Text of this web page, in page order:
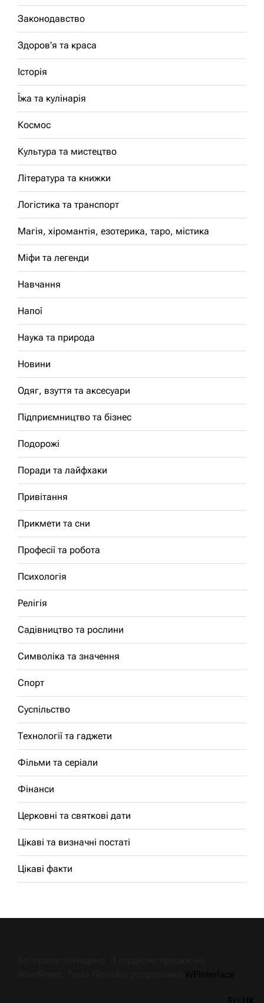
Законодавство
Здоров'я та краса
Історія
Їжа та кулінарія
Космос
Культура та мистецтво
Література та книжки
Логістика та транспорт
Магія, хіромантія, езотерика, таро, містика
Міфи та легенди
Навчання
Напої
Наука та природа
Новини
Одяг, взуття та аксесуари
Підприємництво та бізнес
Подорожі
Поради та лайфхаки
Привітання
Прикмети та сни
Професії та робота
Психологія
Релігія
Садівництво та рослини
Символіка та значення
Спорт
Суспільство
Технології та гаджети
Фільми та серіали
Фінанси
Церковні та святкові дати
Цікаві та визначні постаті
Цікаві факти